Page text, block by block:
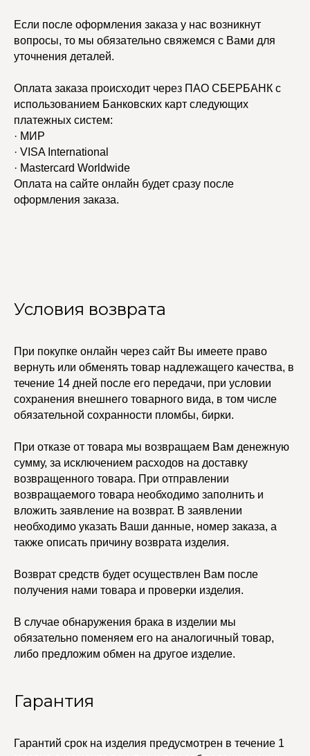
Если после оформления заказа у нас возникнут
вопросы, то мы обязательно свяжемся с Вами для
уточнения деталей.
Оплата заказа происходит через ПАО СБЕРБАНК с
использованием Банковских карт следующих
платежных систем:
· МИР
· VISA International
· Mastercard Worldwide
Оплата на сайте онлайн будет сразу после
оформления заказа.
Условия возврата
При покупке онлайн через сайт Вы имеете право
вернуть или обменять товар надлежащего качества, в
течение 14 дней после его передачи, при условии
сохранения внешнего товарного вида, в том числе
обязательной сохранности пломбы, бирки.
При отказе от товара мы возвращаем Вам денежную
сумму, за исключением расходов на доставку
возвращенного товара. При отправлении
возвращаемого товара необходимо заполнить и
вложить заявление на возврат. В заявлении
необходимо указать Ваши данные, номер заказа, а
также описать причину возврата изделия.
Возврат средств будет осуществлен Вам после
получения нами товара и проверки изделия.
В случае обнаружения брака в изделии мы
обязательно поменяем его на аналогичный товар,
либо предложим обмен на другое изделие.
Гарантия
Гарантий срок на изделия предусмотрен в течение 1
В ПОДАРОК
УЧАСТВУЙТЕ В НАШЕЙ
СИСТЕМЕ ЛОЯЛЬНОСТИ
Сеты
Доставка и оплата
Возврат и гарантия
КАТАЛОГ
Бодичейны
УСЛУГИ
Стилист на связи
Договор оферты
Политика
ПОКУПАТЕЛЯМ
Кольца
Браслеты
Ремни
Изделия на заказ
Сертификаты
Магазины
Трансформеры
Не бриллианты, потому
что по любви
Регистрация